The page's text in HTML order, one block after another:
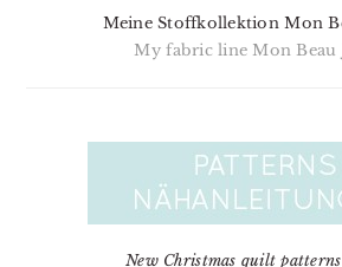
Meine Stoffkollektion Mon
My fabric line Mon Beau
New Christmas quilt